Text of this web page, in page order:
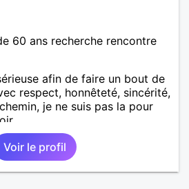
60 ans recherche rencontre
afin de faire un bout de
respect, honnêteté, sincérité,
je ne suis pas la pour
Voir le profil